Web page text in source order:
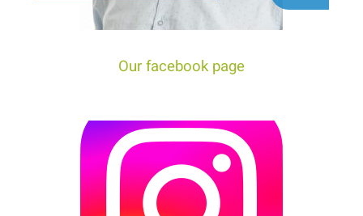
The video you must see before you start planning
tour trip to Israel!
Our facebook page